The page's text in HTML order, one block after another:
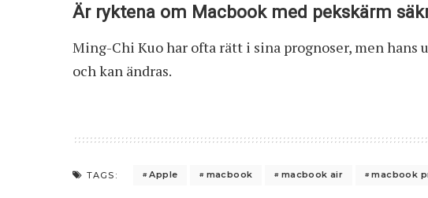
Är ryktena om Macbook med pekskärm
Ming-Chi Kuo har ofta rätt i sina prognoser, men hans
och kan ändras.
TAGS: Apple macbook macbook air macbook